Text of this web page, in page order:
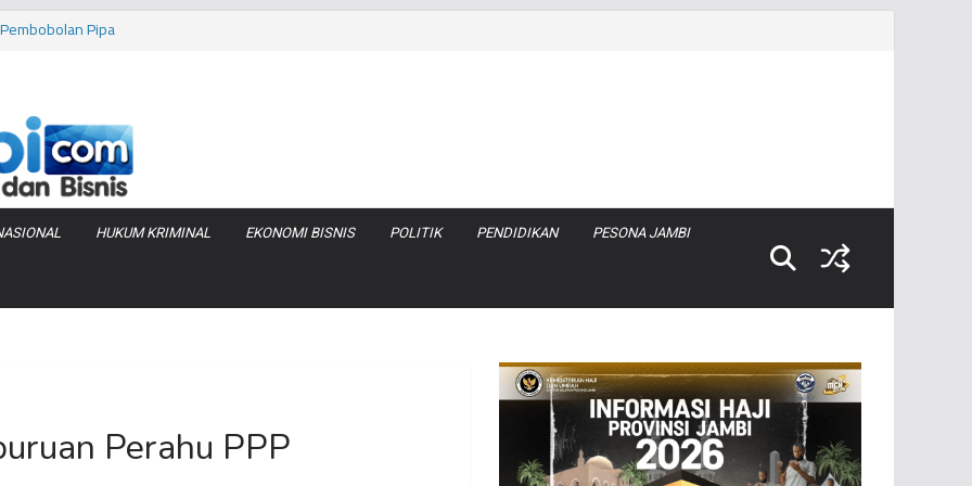
Pipa
Produksi Air
Jabung
HUKUM KRIMINAL EKONOMI BISNIS POLITIK PENDIDIKAN PESONA JAMBI
Perahu PPP